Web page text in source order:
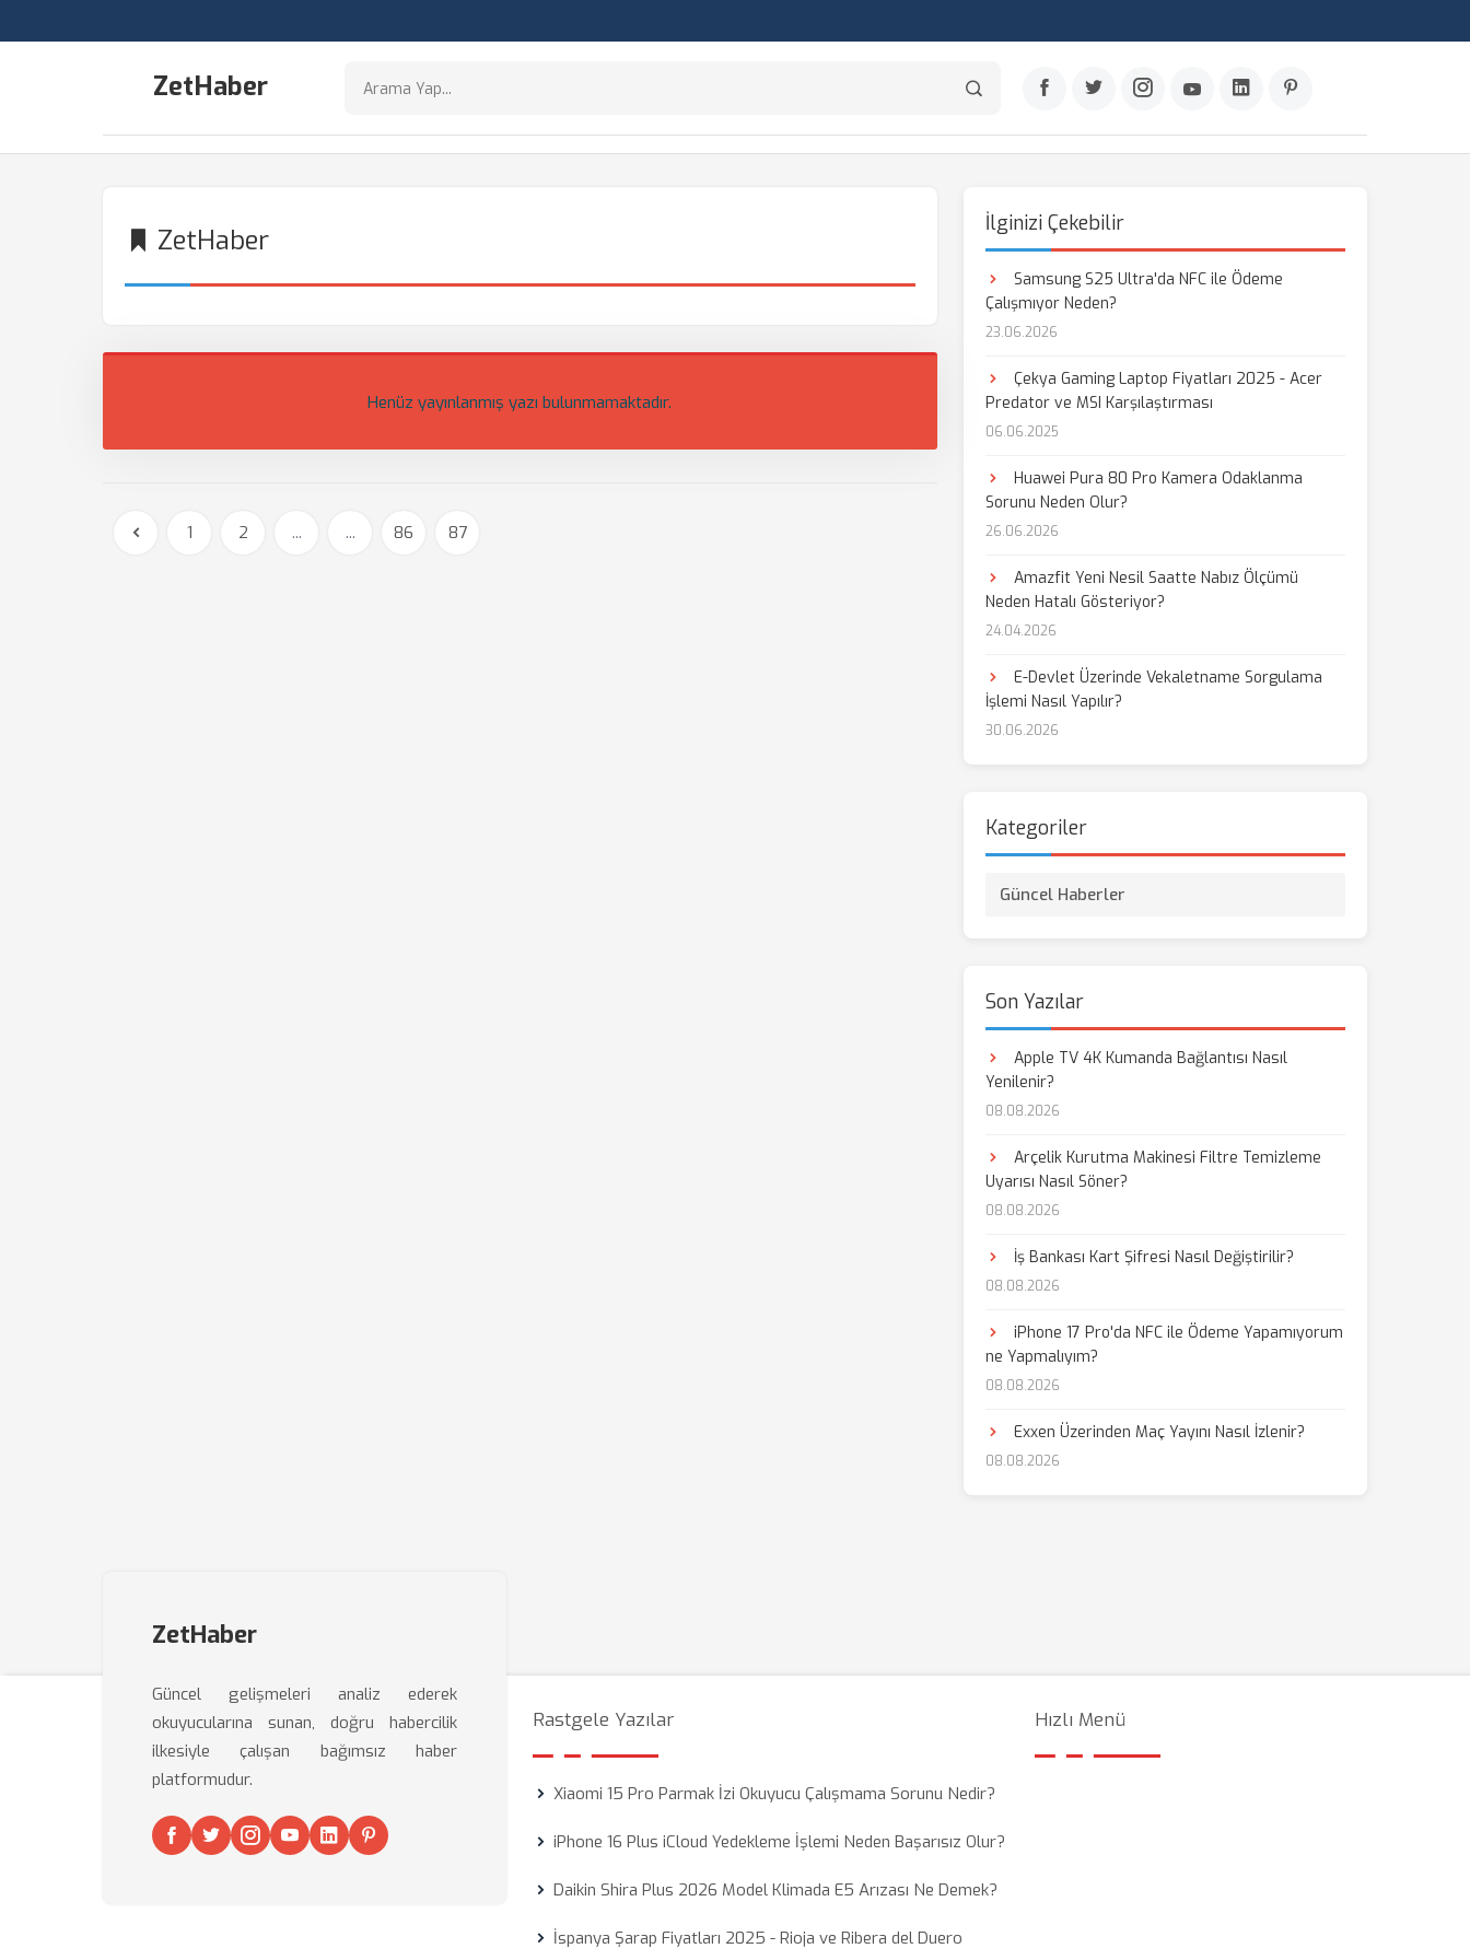
ZetHaber
ZetHaber
Henüz yayınlanmış yazı bulunmamaktadır.
1 2 ... ... 86 87
İlginizi Çekebilir
Samsung S25 Ultra'da NFC ile Ödeme
Çalışmıyor Neden?
23.06.2026
Çekya Gaming Laptop Fiyatları 2025 - Acer
Predator ve MSI Karşılaştırması
06.06.2025
Huawei Pura 80 Pro Kamera Odaklanma
Sorunu Neden Olur?
26.06.2026
Amazfit Yeni Nesil Saatte Nabız Ölçümü
Neden Hatalı Gösteriyor?
24.04.2026
E-Devlet Üzerinde Vekaletname Sorgulama
İşlemi Nasıl Yapılır?
30.06.2026
Kategoriler
Güncel Haberler
Son Yazılar
Apple TV 4K Kumanda Bağlantısı Nasıl
Yenilenir?
08.08.2026
Arçelik Kurutma Makinesi Filtre Temizleme
Uyarısı Nasıl Söner?
08.08.2026
İş Bankası Kart Şifresi Nasıl Değiştirilir?
08.08.2026
iPhone 17 Pro'da NFC ile Ödeme Yapamıyorum
ne Yapmalıyım?
08.08.2026
Exxen Üzerinden Maç Yayını Nasıl İzlenir?
08.08.2026
ZetHaber
Güncel gelişmeleri analiz ederek
okuyucularına sunan, doğru habercilik
ilkesiyle çalışan bağımsız haber
platformudur.
Rastgele Yazılar
Xiaomi 15 Pro Parmak İzi Okuyucu Çalışmama Sorunu Nedir?
iPhone 16 Plus iCloud Yedekleme İşlemi Neden Başarısız Olur?
Daikin Shira Plus 2026 Model Klimada E5 Arızası Ne Demek?
İspanya Şarap Fiyatları 2025 - Rioja ve Ribera del Duero
Hızlı Menü